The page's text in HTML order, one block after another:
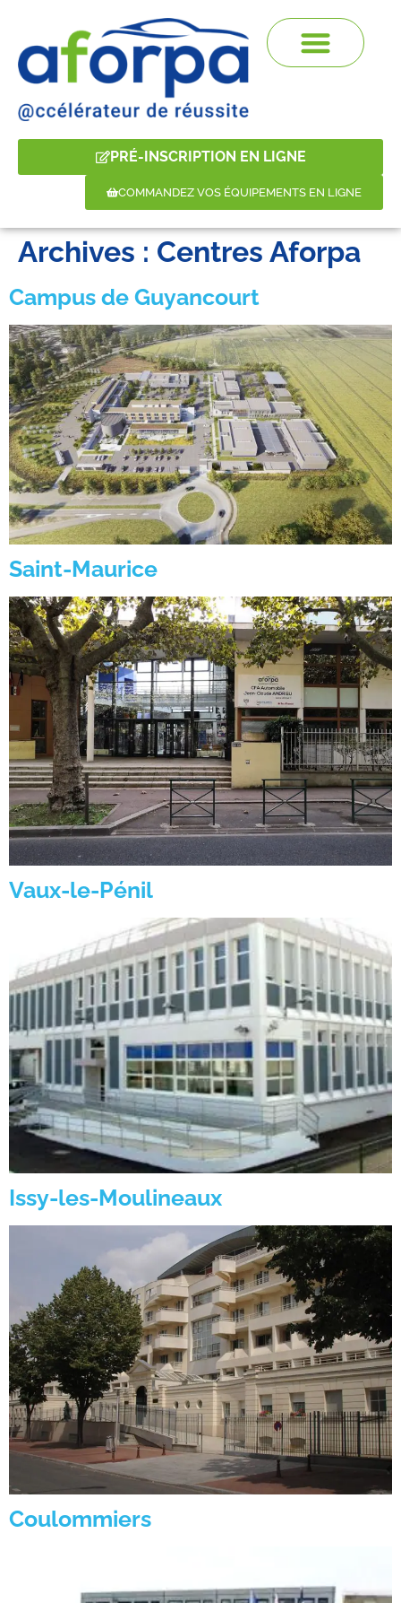
PRÉ-INSCRIPTION EN LIGNE
COMMANDEZ VOS ÉQUIPEMENTS EN LIGNE
Archives : Centres Aforpa
Campus de Guyancourt
Saint-Maurice
Vaux-le-Pénil
Issy-les-Moulineaux
Coulommiers